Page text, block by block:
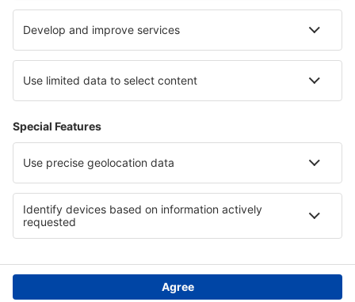
Hotel in Matrouh Hotel in Saxony Hotel a Cefalonia
Hotel in Padjelanta National Park